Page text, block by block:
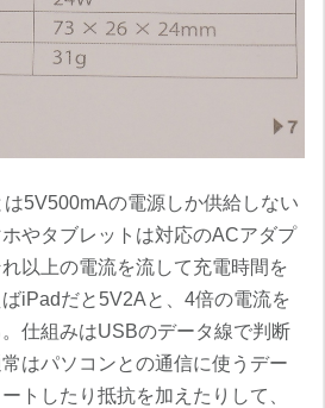
5V500mAの電源しか供給しない
やタブレットは対応のACアダプ
以上の電流を流して充電時間を
iPadだと5V2Aと、4倍の電流を
仕組みはUSBのデータ線で判断
はパソコンとの通信に使うデー
トしたり抵抗を加えたりして、